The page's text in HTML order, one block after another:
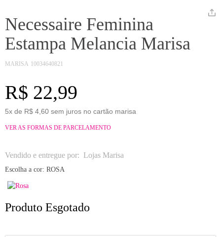
Necessaire Feminina
Estampa Melancia Marisa
MARISA 10034640821
R$ 22,99
5x de R$ 4,60 sem juros no cartão marisa
VER AS FORMAS DE PARCELAMENTO
Vendido e entregue por: Lojas Marisa
Escolha a cor: ROSA
Produto Esgotado